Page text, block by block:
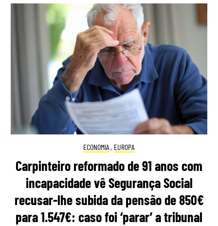
ECONOMIA , EUROPA
Carpinteiro reformado de 91 anos com
incapacidade vê Segurança Social
recusar-lhe subida da pensão de 850€
para 1.547€: caso foi ‘parar’ a tribunal